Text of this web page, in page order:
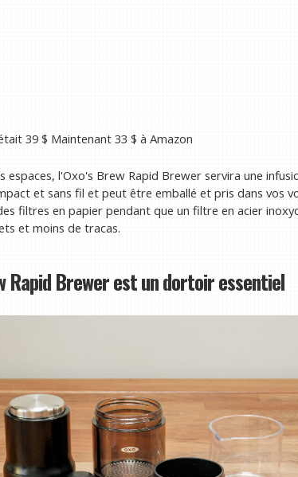
39 $ Maintenant 33 $ à Amazon
espaces, l'Oxo's Brew Rapid Brewer servira une
et sans fil et peut être emballé et pris dans vos
filtres en papier pendant que un filtre en acier
et moins de tracas.
Rapid Brewer est un dortoir essentiel